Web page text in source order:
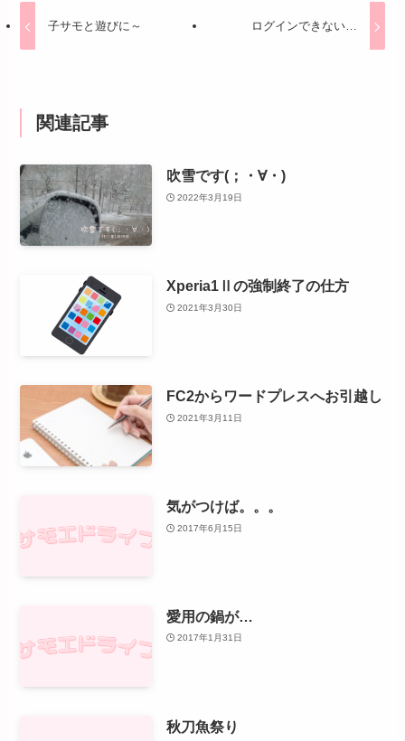
子サモと遊びに～ ログインできない…
関連記事
吹雪です(；・∀・)
2022年3月19日
Xperia1Ⅱの強制終了の仕方
2021年3月30日
FC2からワードプレスへお引越し
2021年3月11日
気がつけば。。。
2017年6月15日
愛用の鍋が…
2017年1月31日
秋刀魚祭り